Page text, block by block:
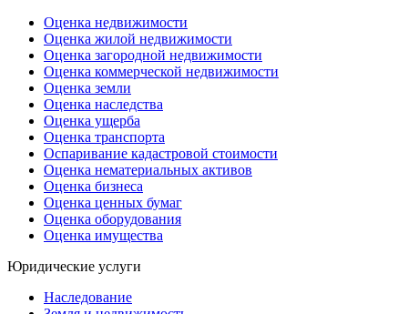
Оценка недвижимости
Оценка жилой недвижимости
Оценка загородной недвижимости
Оценка коммерческой недвижимости
Оценка земли
Оценка наследства
Оценка ущерба
Оценка транспорта
Оспаривание кадастровой стоимости
Оценка нематериальных активов
Оценка бизнеса
Оценка ценных бумаг
Оценка оборудования
Оценка имущества
Юридические услуги
Наследование